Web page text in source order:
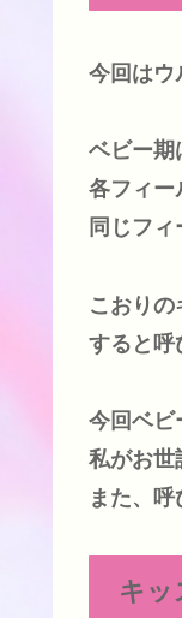
今回はウ
ベビー期
各フィー
同じフィ
こおり
すると呼
今回ベビ
私がお世
また、
キ